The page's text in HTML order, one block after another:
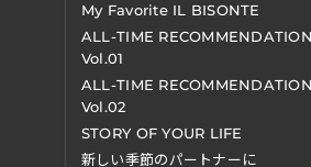
My Favorite IL BISONTE
ALL-TIME
Vol.01
ALL-TIME
Vol.02
STORY OF YOUR LIFE
新しい季節のパートナーに